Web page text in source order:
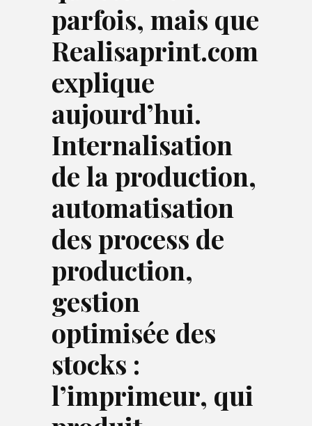
parfois, mais que
Realisaprint.com
explique
aujourd’hui.
Internalisation
de la production,
automatisation
des process de
production,
gestion
optimisée des
stocks :
l’imprimeur, qui